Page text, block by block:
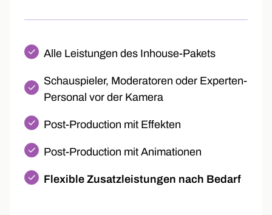
Alle Leistungen des Inhouse-Pakets
Schauspieler, Moderatoren oder Experten-
Personal vor der Kamera
Post-Production mit Effekten
Post-Production mit Animationen
Flexible Zusatzleistungen nach Bedarf